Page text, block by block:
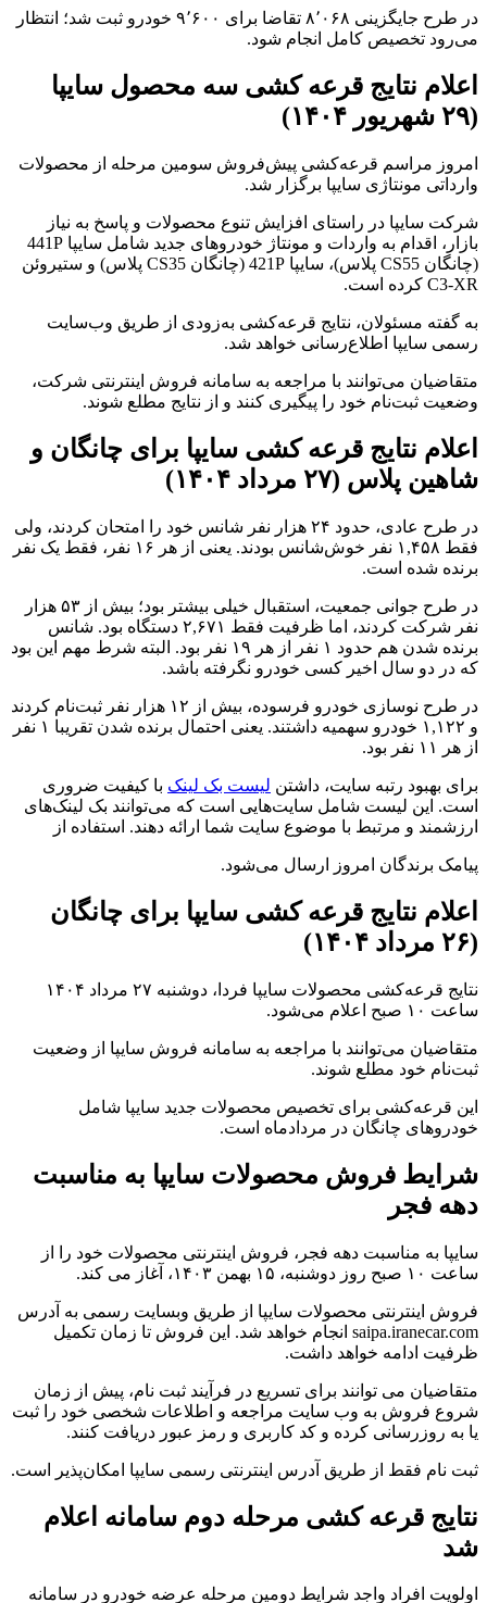
در طرح جایگزینی ۸٬۰۶۸ تقاضا برای ۹٬۶۰۰ خودرو ثبت شد؛ انتظار
می‌رود تخصیص کامل انجام شود.
اعلام نتایج قرعه کشی سه محصول سایپا
(۲۹ شهریور ۱۴۰۴)
امروز مراسم قرعه‌کشی پیش‌فروش سومین مرحله از محصولات
وارداتی مونتاژی سایپا برگزار شد.
شرکت سایپا در راستای افزایش تنوع محصولات و پاسخ به نیاز
بازار، اقدام به واردات و مونتاژ خودروهای جدید شامل سایپا 441P
(چانگان CS55 پلاس)، سایپا 421P (چانگان CS35 پلاس) و ستیروئن
C3-XR کرده است.
به گفته مسئولان، نتایج قرعه‌کشی به‌زودی از طریق وب‌سایت
رسمی سایپا اطلاع‌رسانی خواهد شد.
متقاضیان می‌توانند با مراجعه به سامانه فروش اینترنتی شرکت،
وضعیت ثبت‌نام خود را پیگیری کنند و از نتایج مطلع شوند.
اعلام نتایج قرعه کشی سایپا برای چانگان و
شاهین پلاس (۲۷ مرداد ۱۴۰۴)
در طرح عادی، حدود ۲۴ هزار نفر شانس خود را امتحان کردند، ولی
فقط ۱,۴۵۸ نفر خوش‌شانس بودند. یعنی از هر ۱۶ نفر، فقط یک نفر
برنده شده است.
در طرح جوانی جمعیت، استقبال خیلی بیشتر بود؛ بیش از ۵۳ هزار
نفر شرکت کردند، اما ظرفیت فقط ۲,۶۷۱ دستگاه بود. شانس
برنده شدن هم حدود ۱ نفر از هر ۱۹ نفر بود. البته شرط مهم این بود
که در دو سال اخیر کسی خودرو نگرفته باشد.
در طرح نوسازی خودرو فرسوده، بیش از ۱۲ هزار نفر ثبت‌نام کردند
و ۱,۱۲۲ خودرو سهمیه داشتند. یعنی احتمال برنده شدن تقریبا ۱ نفر
از هر ۱۱ نفر بود.
برای بهبود رتبه سایت، داشتن لیست بک لینک با کیفیت ضروری
است. این لیست شامل سایت‌هایی است که می‌توانند بک لینک‌های
ارزشمند و مرتبط با موضوع سایت شما ارائه دهند. استفاده از
پیامک برندگان امروز ارسال می‌شود.
اعلام نتایج قرعه کشی سایپا برای چانگان
(۲۶ مرداد ۱۴۰۴)
نتایج قرعه‌کشی محصولات سایپا فردا، دوشنبه ۲۷ مرداد ۱۴۰۴
ساعت ۱۰ صبح اعلام می‌شود.
متقاضیان می‌توانند با مراجعه به سامانه فروش سایپا از وضعیت
ثبت‌نام خود مطلع شوند.
این قرعه‌کشی برای تخصیص محصولات جدید سایپا شامل
خودروهای چانگان در مردادماه است.
شرایط فروش محصولات سایپا به مناسبت
دهه فجر
سایپا به مناسبت دهه فجر، فروش اینترنتی محصولات خود را از
ساعت ۱۰ صبح روز دوشنبه، ۱۵ بهمن ۱۴۰۳، آغاز می کند.
فروش اینترنتی محصولات سایپا از طریق وبسایت رسمی به آدرس
saipa.iranecar.com انجام خواهد شد. این فروش تا زمان تکمیل
ظرفیت ادامه خواهد داشت.
متقاضیان می توانند برای تسریع در فرآیند ثبت نام، پیش از زمان
شروع فروش به وب سایت مراجعه و اطلاعات شخصی خود را ثبت
یا به روزرسانی کرده و کد کاربری و رمز عبور دریافت کنند.
ثبت نام فقط از طریق آدرس اینترنتی رسمی سایپا امکان‌پذیر است.
نتایج قرعه کشی مرحله دوم سامانه اعلام
شد
اولویت افراد واجد شرایط دومین مرحله عرضه خودرو در سامانه